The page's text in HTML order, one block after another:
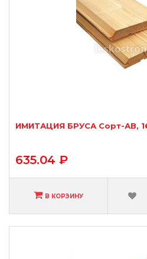
ИМИТАЦИЯ БРУСА Сорт-АВ,
635.04 ₽
В КОРЗИНУ